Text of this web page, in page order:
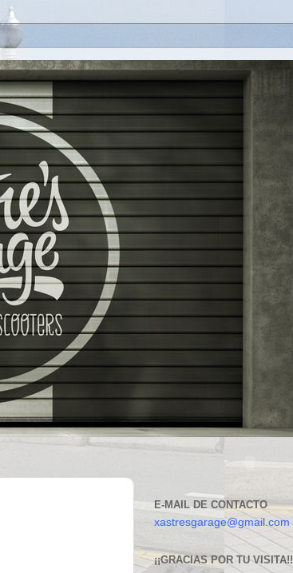
E-MAIL DE CONTACTO
xastresgarage@gmail.com
¡¡GRACIAS POR TU VISITA!!